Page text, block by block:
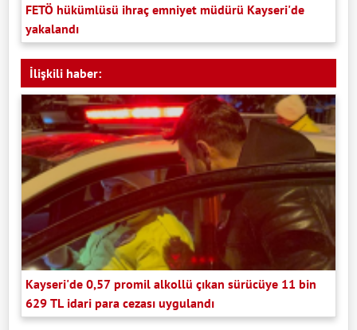
FETÖ hükümlüsü ihraç emniyet müdürü Kayseri'de
yakalandı
İlişkili haber:
Kayseri'de 0,57 promil alkollü çıkan sürücüye 11 bin
629 TL idari para cezası uygulandı